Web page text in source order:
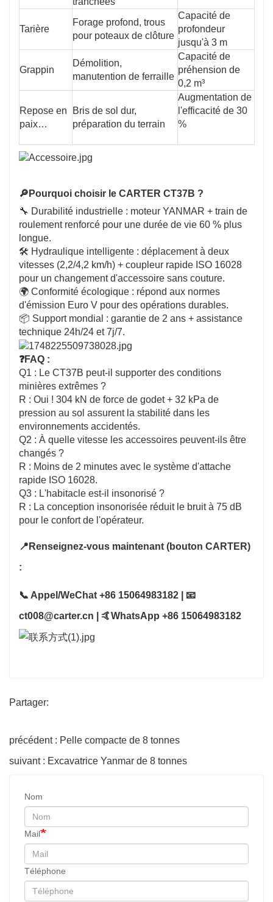
Tarière
Forage profond, trous
pour poteaux de clôture
Capacité de
profondeur
jusqu'à 3 m
Grappin
Démolition,
manutention de ferraille
Capacité de
préhension de
0,2 m³
Repose en
paix…
Bris de sol dur,
préparation du terrain
Augmentation de
l'efficacité de 30
%
🔎Pourquoi choisir le CARTER CT37B ?
🔧 Durabilité industrielle : moteur YANMAR + train de
roulement renforcé pour une durée de vie 60 % plus
longue.
🛠️ Hydraulique intelligente : déplacement à deux
vitesses (2,2/4,2 km/h) + coupleur rapide ISO 16028
pour un changement d'accessoire sans couture.
🌍 Conformité écologique : répond aux normes
d'émission Euro V pour des opérations durables.
📦 Support mondial : garantie de 2 ans + assistance
technique 24h/24 et 7j/7.
❓FAQ :
Q1 : Le CT37B peut-il supporter des conditions
minières extrêmes ?
R : Oui ! 304 kN de force de godet + 32 kPa de
pression au sol assurent la stabilité dans les
environnements accidentés.
Q2 : À quelle vitesse les accessoires peuvent-ils être
changés ?
R : Moins de 2 minutes avec le système d'attache
rapide ISO 16028.
Q3 : L'habitacle est-il insonorisé ?
R : La conception insonorisée réduit le bruit à 75 dB
pour le confort de l'opérateur.
📍Renseignez-vous maintenant (bouton CARTER)
:
📞 Appel/WeChat +86 15064983182 | 📧
ct008@carter.cn | 🤙WhatsApp +86 15064983182
Partager:
précédent : Pelle compacte de 8 tonnes
suivant : Excavatrice Yanmar de 8 tonnes
Nom
Mail
Téléphone